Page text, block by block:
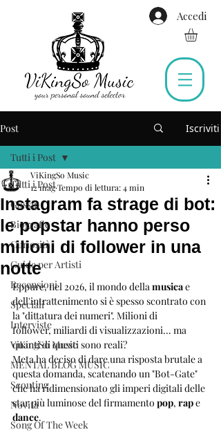
Accedi
Post Iscriviti
Tutti i Post
Gossip
Biografie
Curiosità
Guide per Artisti
Recensioni
Speciali
Interviste
ViKingSo Music
MENTAL BLOG MUSIC
Scouting
Novità
Song Of The Week
Tutti i Post
Instagram fa strage di bot:
le popstar hanno perso
milioni di follower in una
notte
ViKingSo Music
12 magTempo di lettura: 4 min
Eppure, nel 2026, il mondo della musica e
dell'intrattenimento si è spesso scontrato con
la "dittatura dei numeri". Milioni di
follower, miliardi di visualizzazioni... ma
quanti di questi sono reali?
Meta ha deciso di dare una risposta brutale a
questa domanda, scatenando un "Bot-Gate"
che ha ridimensionato gli imperi digitali delle
star più luminose del firmamento pop, rap e
dance.